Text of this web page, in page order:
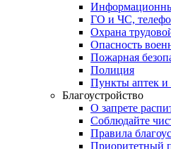
ГО и ЧС,
Охрана
Опасность
Пожарная
Полиция
Пункты аптек
Благоустройство
О запрете
Соблюдайте
Правила
Приоритетный